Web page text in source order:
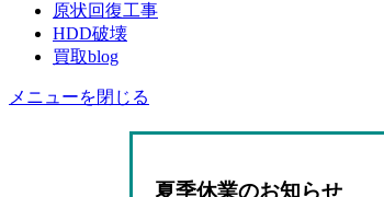
原状回復工事
HDD破壊
買取blog
メニューを閉じる
夏季休業のお知らせ